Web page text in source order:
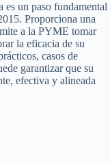
un paso fundamental
Proporciona una
a la PYME tomar
la eficacia de su
casos de
garantizar que su
efectiva y alineada